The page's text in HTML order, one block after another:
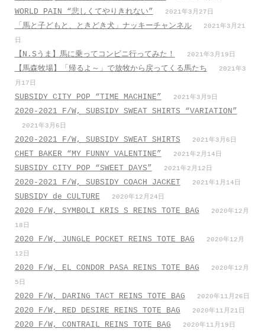
WORLD PAIN “悲しくてやりきれない” 2021年3月27日
「馬と子どもと、ときどき犬」ナッキーチャンネル
2021年3月21
日
【N.Sうま】馬に乗ってコンビニ行ってみた！ 2021年3月19日
【馬森牧場】「帰るよ～」で放牧から戻ってくる馬たち
2021年3
月17日
SUBSIDY CITY POP “TIME MACHINE” 2021年3月9日
2020-2021 F/W, SUBSIDY SWEAT SHIRTS “VARIATION”
2021年3月6日
2020-2021 F/W, SUBSIDY SWEAT SHIRTS 2021年3月6日
CHET BAKER “MY FUNNY VALENTINE” 2021年2月14日
SUBSIDY CITY POP “SWEET DAYS” 2021年2月12日
2020-2021 F/W, SUBSIDY COACH JACKET 2021年1月14日
SUBSIDY de CULTURE 2020年12月24日
2020 F/W, SYMBOLI KRIS S REINS TOTE BAG
2020年12月
18日
2020 F/W, JUNGLE POCKET REINS TOTE BAG
2020年12月
12日
2020 F/W, EL CONDOR PASA REINS TOTE BAG
2020年12月
5日
2020 F/W, DARING TACT REINS TOTE BAG 2020年11月26日
2020 F/W, RED DESIRE REINS TOTE BAG 2020年11月21日
2020 F/W, CONTRAIL REINS TOTE BAG 2020年11月19日